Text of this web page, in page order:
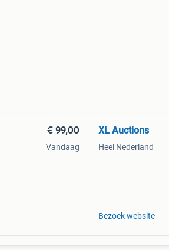
€ 99,00
Vandaag
XL Auctions
Heel Nederland
Bezoek website